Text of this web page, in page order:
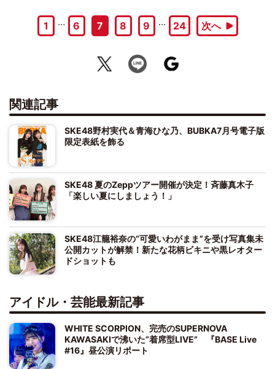
1 … 6 7 8 9 … 24 次へ
関連記事
SKE48野村実代＆青海ひな乃、BUBKA7月号電子版
限定表紙を飾る
SKE48 夏のZeppツアー開催が決定！斉藤真木子
「楽しい夏にしましょう！」
SKE48江籠裕奈の“可愛いわがまま”を受け写真集未
公開カットが解禁！新たな花柄ビキニや黒レオター
ドショットも
アイドル・芸能最新記事
WHITE SCORPION、完売のSUPERNOVA
KAWASAKIで沸いた“着席型LIVE” 『BASE Live
#16』昼公演リポート